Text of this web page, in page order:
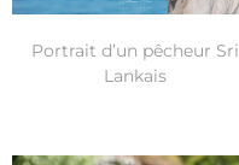
Portrait d’un pêcheur Sri
Lankais